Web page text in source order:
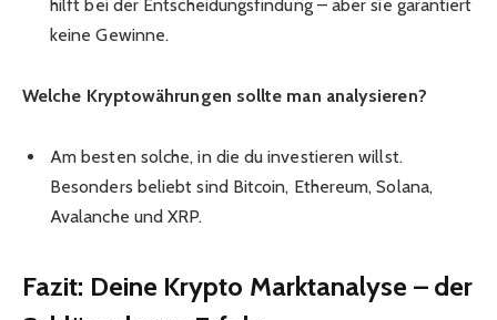
hilft bei der Entscheidungsfindung – aber sie garantiert
keine Gewinne.
Welche Kryptowährungen sollte man analysieren?
Am besten solche, in die du investieren willst.
Besonders beliebt sind Bitcoin, Ethereum, Solana,
Avalanche und XRP.
Fazit: Deine Krypto Marktanalyse – der